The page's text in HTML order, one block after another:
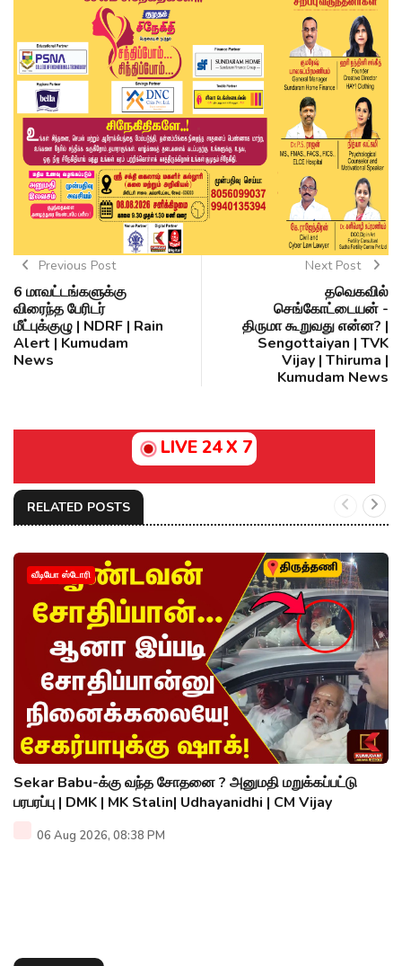
Previous Post
6 மாவட்டங்களுக்கு
விரைந்த பேரிடர்
மீட்புக்குழு | NDRF | Rain
Alert | Kumudam
News
Next Post
தவெகவில்
செங்கோட்டையன் -
திருமா கூறுவது என்ன? |
Sengottaiyan | TVK
Vijay | Thiruma |
Kumudam News
LIVE 24 X 7
RELATED POSTS
வீடியோ ஸ்டோரி
Sekar Babu-க்கு வந்த சோதனை ? அனுமதி மறுக்கப்பட்டு
பரபரப்பு | DMK | MK Stalin| Udhayanidhi | CM Vijay
06 Aug 2026, 08:38 PM